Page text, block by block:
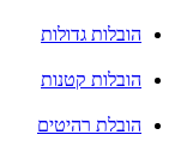
הובלות גדולות
הובלות קטנות
הובלת רהיטים